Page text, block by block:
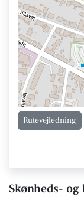
Rutevejledning
Skønheds-